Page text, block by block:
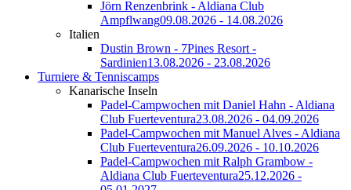
Jörn Renzenbrink - Aldiana Club
Ampflwang09.08.2026 - 14.08.2026
Italien
Dustin Brown - 7Pines Resort -
Sardinien13.08.2026 - 23.08.2026
Turniere & Tenniscamps
Kanarische Inseln
Padel-Campwochen mit Daniel Hahn - Aldiana
Club Fuerteventura23.08.2026 - 04.09.2026
Padel-Campwochen mit Manuel Alves - Aldiana
Club Fuerteventura26.09.2026 - 10.10.2026
Padel-Campwochen mit Ralph Grambow -
Aldiana Club Fuerteventura25.12.2026 -